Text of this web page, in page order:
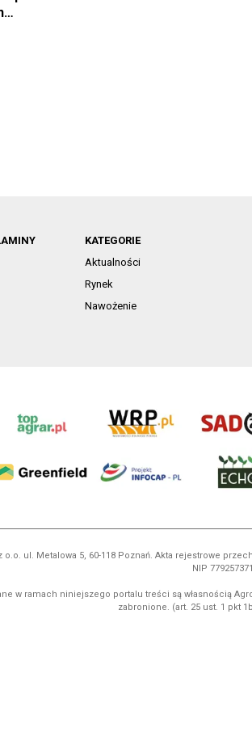
KATEGORIE
Aktualności
Rynek
Nawożenie
ul. Metalowa 5, 60-118 Poznań. Akta rejestrowe
NIP
w ramach niniejszego portalu treści są własnością
zabronione. (art. 25 ust. 1 pkt